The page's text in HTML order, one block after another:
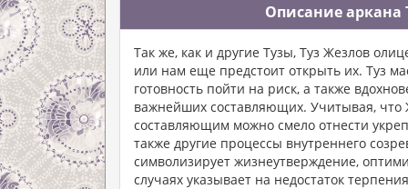
Описание аркана
Так же, как и другие Тузы, Туз Жезлов
или нам еще предстоит открыть их. Туз
готовность пойти на риск, а также
важнейших составляющих. Учитывая, что
составляющим можно смело отнести
также другие процессы внутреннего
символизирует жизнеутверждение,
случаях указывает на недостаток